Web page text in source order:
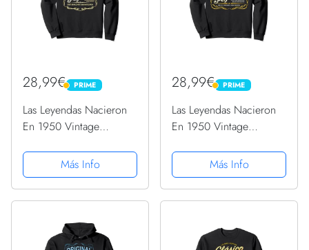
28,99€ PRIME
PRIME
Las Leyendas Nacieron
En 1950 Vintage
SudaderaMás Info
28,99€ PRIME
PRIME
Las Leyendas Nacieron
En 1950 Vintage
Más Info